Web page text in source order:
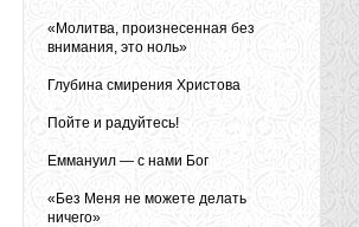
«Молитва, произнесенная без
внимания, это ноль»
Глубина смирения Христова
Пойте и радуйтесь!
Еммануил — с нами Бог
«Без Меня не можете делать
ничего»